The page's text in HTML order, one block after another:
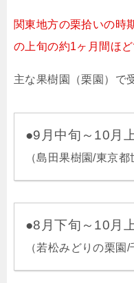
関東地方の栗拾いの時
の上旬の約1ヶ月間ほど
主な果樹園（栗園）で
●9月中旬～10月
（島田果樹園/東京都
●8月下旬～10月
（若松みどりの栗園/